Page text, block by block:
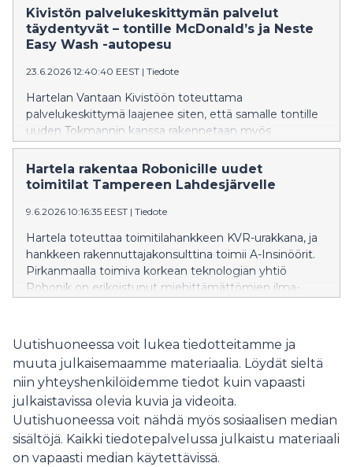
alueen monipuolista ja kehittyvää palvelurakennetta.
Kivistön palvelukeskittymän palvelut
täydentyvät – tontille McDonald’s ja Neste
Easy Wash -autopesu
23.6.2026 12:40:40 EEST | Tiedote
Hartelan Vantaan Kivistöön toteuttama
palvelukeskittymä laajenee siten, että samalle tontille
uuden Tokmannin kanssa rakennetaan myös
McDonald’s-ravintola sekä Neste Easy Wash -
autopesu. Hartela vastaa koko hankkeen
hankekehityksestä ja rakentamisesta.
Hartela rakentaa Robonicille uudet
toimitilat Tampereen Lahdesjärvelle
9.6.2026 10:16:35 EEST | Tiedote
Hartela toteuttaa toimitilahankkeen KVR-urakkana, ja
hankkeen rakennuttajakonsulttina toimii A-Insinöörit.
Pirkanmaalla toimiva korkean teknologian yhtiö
Robonik on erikoistunut miehittämättömien ilma-
Uutishuoneessa voit lukea tiedotteitamme ja
muuta julkaisemaamme materiaalia. Löydät sieltä
niin yhteyshenkilöidemme tiedot kuin vapaasti
julkaistavissa olevia kuvia ja videoita.
Uutishuoneessa voit nähdä myös sosiaalisen median
sisältöjä. Kaikki tiedotepalvelussa julkaistu materiaali
on vapaasti median käytettävissä.